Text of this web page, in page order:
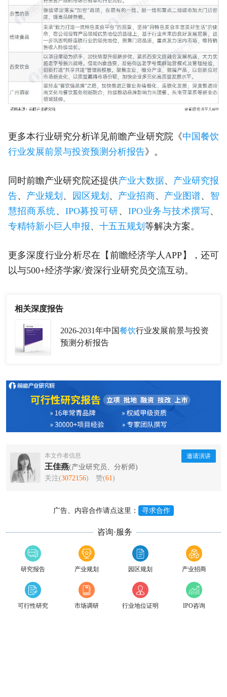
更多本行业研究分析详见前瞻产业研究院《中国餐饮
行业发展前景与投资预测分析报告》。
同时前瞻产业研究院还提供产业大数据、 产业研究报
告、 产业规划 、 园区规划 、 产业招商、 产业图谱、 智
慧招商系统、 IPO募投可研、 IPO业务与技术撰写、
专精特新小巨人申报、 十五五规划 等解决方案。
更多深度行业分析尽在【前瞻经济学人APP】，还可
以与500+经济学家/资深行业研究员交流互动。
相关深度报告
2026-2031年中国餐饮行业发展前景与投资
预测分析报告
本文作者信息
王佳燕(产业研究员、分析师)
关注(3072156) 赞(61)
邀请演讲
广告、内容合作请点这里： 寻求合作
咨询·服务
研究报告 产业规划 园区规划 产业招商
可行性研究 市场调研 行业地位证明 IPO咨询